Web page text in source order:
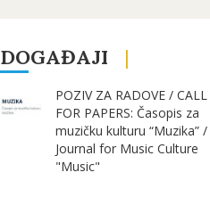
DOGAĐAJI
POZIV ZA RADOVE / CALL
FOR PAPERS: Časopis za
muzičku kulturu “Muzika” /
Journal for Music Culture
"Music"